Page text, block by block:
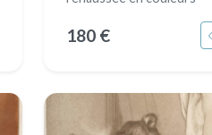
180 €